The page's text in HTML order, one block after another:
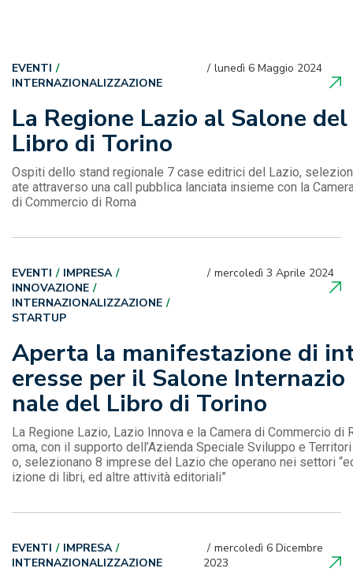
La Regione Lazio al Salone del
Libro di Torino
lunedì 6 Maggio 2024
EVENTI
INTERNAZIONALIZZAZIONE
Ospiti dello stand regionale 7 case editrici del Lazio, selezion
ate attraverso una call pubblica lanciata insieme con la
di Commercio di Roma
Aperta la manifestazione di
eresse per il Salone Internazio
nale del Libro di Torino
mercoledì 3 Aprile 2024
EVENTI
IMPRESA
INNOVAZIONE
INTERNAZIONALIZZAZIONE
STARTUP
La Regione Lazio, Lazio Innova e la Camera di Commercio di
oma, con il supporto dell’Azienda Speciale Sviluppo e Territori
o, selezionano 8 imprese del Lazio che operano nei settori
izione di libri, ed altre attività editoriali”
mercoledì 6 Dicembre
2023
EVENTI
IMPRESA
INTERNAZIONALIZZAZIONE